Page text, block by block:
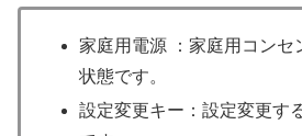
家庭用電源 ：家庭用コンセ
状態です。
設定変更キー：設定変更す